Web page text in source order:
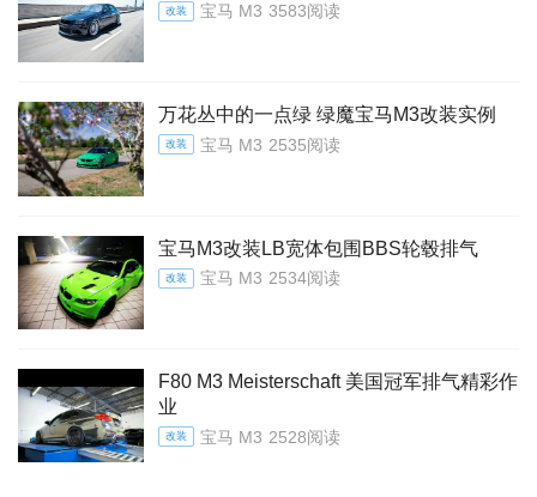
改装 宝马 M3 3583阅读
万花丛中的一点绿 绿魔宝马M3改装实例
改装 宝马 M3 2535阅读
宝马M3改装LB宽体包围BBS轮毂排气
改装 宝马 M3 2534阅读
F80 M3 Meisterschaft 美国冠军排气精彩作
业
改装 宝马 M3 2528阅读